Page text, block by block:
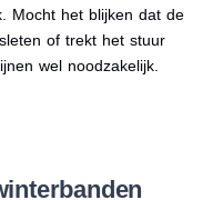
Mocht het blijken dat de
of trekt het stuur
wel noodzakelijk.